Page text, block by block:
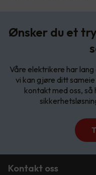
Ønsker du et
Våre elektrikere har
vi kan gjøre ditt
kontakt med oss,
Kontakt oss